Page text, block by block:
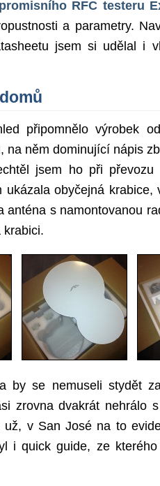
RFC testeru
a parametry.
jsem si udělal i
připomnělo výrobek
na něm dominující nápis
jsem ho při převozu
ukázala obyčejná krabice,
anténa s namontovanou
krabici.
by se nemuseli stydět
zrovna dvakrát nehrálo
už, v San José na to
i quick guide, ze